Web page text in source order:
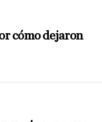
cómo dejaron